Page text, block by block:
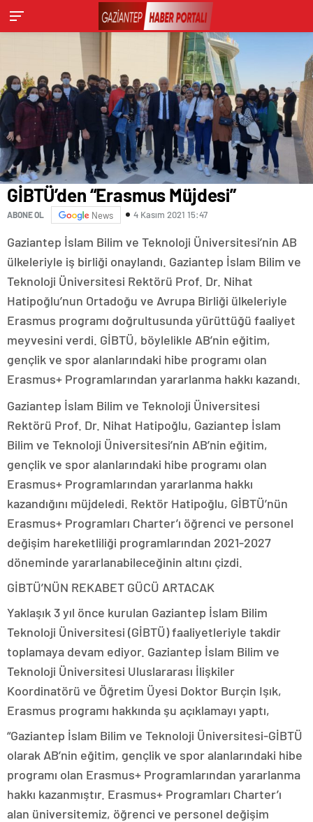
GİBTÜ’den “Erasmus Müjdesi”
ABONE OL News 4 Kasım 2021 15:47
Gaziantep İslam Bilim ve Teknoloji Üniversitesi’nin AB
ülkeleriyle iş birliği onaylandı. Gaziantep İslam Bilim ve
Teknoloji Üniversitesi Rektörü Prof. Dr. Nihat
Hatipoğlu’nun Ortadoğu ve Avrupa Birliği ülkeleriyle
Erasmus programı doğrultusunda yürüttüğü faaliyet
meyvesini verdi. GİBTÜ, böylelikle AB’nin eğitim,
gençlik ve spor alanlarındaki hibe programı olan
Erasmus+ Programlarından yararlanma hakkı kazandı.
Gaziantep İslam Bilim ve Teknoloji Üniversitesi
Rektörü Prof. Dr. Nihat Hatipoğlu, Gaziantep İslam
Bilim ve Teknoloji Üniversitesi’nin AB’nin eğitim,
gençlik ve spor alanlarındaki hibe programı olan
Erasmus+ Programlarından yararlanma hakkı
kazandığını müjdeledi. Rektör Hatipoğlu, GİBTÜ’nün
Erasmus+ Programları Charter’ı öğrenci ve personel
değişim hareketliliği programlarından 2021-2027
döneminde yararlanabileceğinin altını çizdi.
GİBTÜ’NÜN REKABET GÜCÜ ARTACAK
Yaklaşık 3 yıl önce kurulan Gaziantep İslam Bilim
Teknoloji Üniversitesi (GİBTÜ) faaliyetleriyle takdir
toplamaya devam ediyor. Gaziantep İslam Bilim ve
Teknoloji Üniversitesi Uluslararası İlişkiler
Koordinatörü ve Öğretim Üyesi Doktor Burçin Işık,
Erasmus programı hakkında şu açıklamayı yaptı,
“Gaziantep İslam Bilim ve Teknoloji Üniversitesi-GİBTÜ
olarak AB’nin eğitim, gençlik ve spor alanlarındaki hibe
programı olan Erasmus+ Programlarından yararlanma
hakkı kazanmıştır. Erasmus+ Programları Charter’ı
alan üniversitemiz, öğrenci ve personel değişim